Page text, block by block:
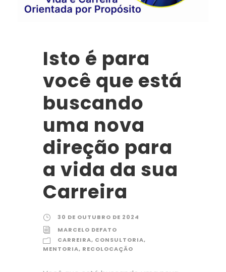
Isto é para
você que está
buscando
uma nova
direção para
a vida da sua
Carreira
30 DE OUTUBRO DE 2024
MARCELO DEFATO
CARREIRA, CONSULTORIA,
MENTORIA, RECOLOCAÇÃO